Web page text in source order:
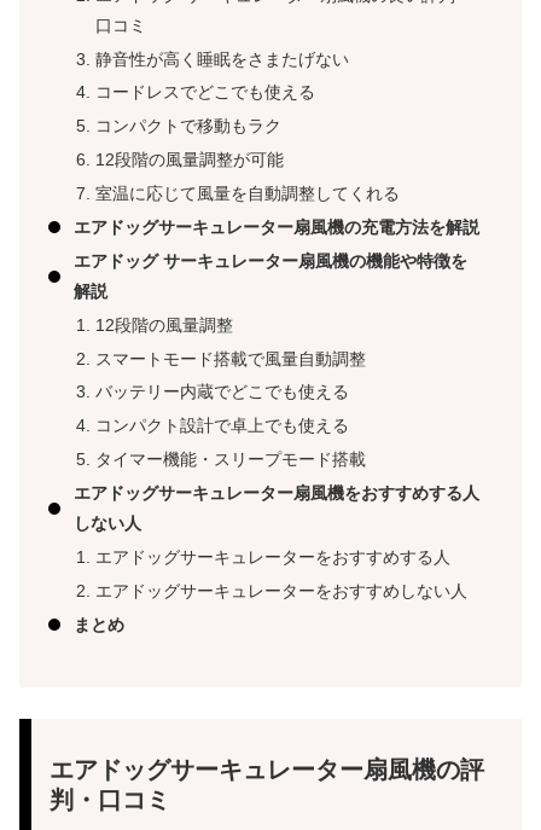
口コミ
静音性が高く睡眠をさまたげない
コードレスでどこでも使える
コンパクトで移動もラク
12段階の風量調整が可能
室温に応じて風量を自動調整してくれる
エアドッグサーキュレーター扇風機の充電方法を解説
エアドッグ サーキュレーター扇風機の機能や特徴を
解説
12段階の風量調整
スマートモード搭載で風量自動調整
バッテリー内蔵でどこでも使える
コンパクト設計で卓上でも使える
タイマー機能・スリープモード搭載
エアドッグサーキュレーター扇風機をおすすめする人
しない人
エアドッグサーキュレーターをおすすめする人
エアドッグサーキュレーターをおすすめしない人
まとめ
エアドッグサーキュレーター扇風機の評
判・口コミ